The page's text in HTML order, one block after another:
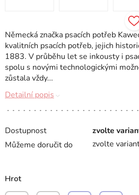
Dostupnost
zvolte
Můžeme doručit do
zvolte
Hrot
Německá značka psacích potřeb
kvalitních psacích potřeb, jejich
1883. V průběhu let se inkousty i
spolu s novými technologickými
zůstala vždy...
Detailní popis